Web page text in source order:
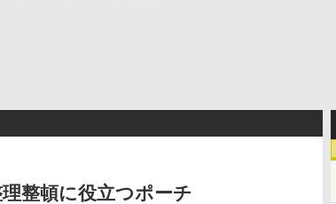
整頓に役立つポーチ